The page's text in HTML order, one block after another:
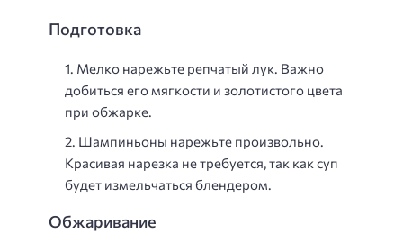
Подготовка
Мелко нарежьте репчатый лук. Важно
добиться его мягкости и золотистого цвета
при обжарке.
Шампиньоны нарежьте произвольно.
Красивая нарезка не требуется, так как суп
будет измельчаться блендером.
Обжаривание